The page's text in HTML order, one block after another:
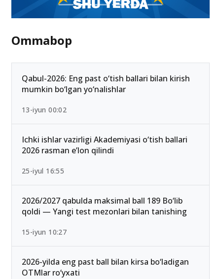
Ommabop
Qabul-2026: Eng past o‘tish ballari bilan kirish
mumkin bo‘lgan yo‘nalishlar
13-iyun 00:02
Ichki ishlar vazirligi Akademiyasi o‘tish ballari
2026 rasman e’lon qilindi
25-iyul 16:55
2026/2027 qabulda maksimal ball 189 Bo‘lib
qoldi — Yangi test mezonlari bilan tanishing
15-iyun 10:27
2026-yilda eng past ball bilan kirsa bo‘ladigan
OTMlar ro‘yxati